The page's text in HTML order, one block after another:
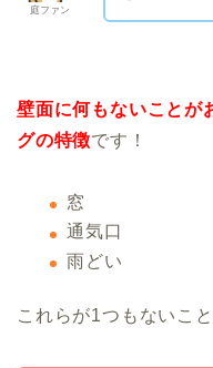
庭ファン
壁面に何もないことが
グの特徴です！
窓
通気口
雨どい
これらが1つもないこと